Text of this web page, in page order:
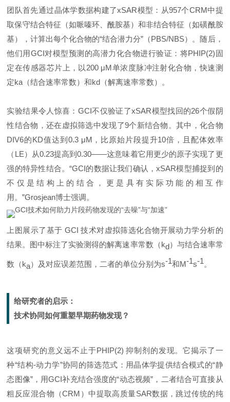
团队首先通过晶体学数据构建了xSAR模型：从957个CRM中提
取保守结合特征（如哌嗪环、酰胺基）和非结合特征（如磺酰胺
基），计算出每个化合物的“结合潜力分”（PBS/NBS）。随后，
他们用GCI对模型预测的高潜力化合物进行验证：将PHIP(2)固
定在传感器芯片上，以200 μM单浓度脉冲注射化合物，快速测
定ka（结合速率常数）和kd（解离速率常数）。
实验结果令人惊喜：GCI不仅验证了xSAR模型找回的26个假阴
性结合物，还在虚拟筛选中发现了9个新结合物。其中，化合物
DIV6的KD值达到0.3 μM，比原始片段提升10倍，且配体效率
（LE）从0.23提高到0.30——这意味着它用更少的原子实现了更
强的特异性结合。“GCI的数据让我们确认，xSAR模型捕捉到的
不仅是结构上的结合，更是具有实际功能的相互作
用。”Grosjean博士强调。
上图展示了基于 GCI 技术对虚拟筛选化合物开展动力学分析的
结果。图中标注了实验测得的解离速率常数（kd）与结合速率常
数（ka）及对应误差范围，二者的单位分别为s-1和M-1s-1 。
给研究者的启示：
技术协同如何重塑早期药物发现？
这项研究的意义远不止于PHIP(2) 抑制剂的发现。它揭示了一
种“结构-动力学”协同的筛选范式：用晶体学提供结合模式的“静
态图像”，用GCI补充结合强度的“动态视频”，二者结合可直接从
粗反应混合物（CRM）中提取高质量SAR数据，跳过传统的纯